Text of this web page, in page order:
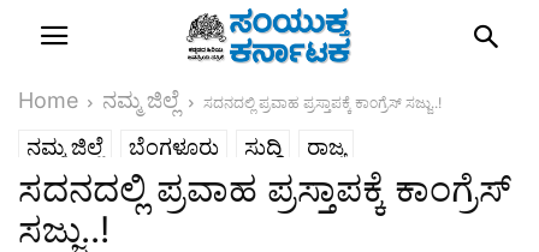
Home ನಮ್ಮ ಜಿಲ್ಲೆ ಸದನದಲ್ಲಿ ಪ್ರವಾಹ ಪ್ರಸ್ತಾಪಕ್ಕೆ ಕಾಂಗ್ರೆಸ್ ಸಜ್ಜು​..!
ನಮ್ಮ ಜಿಲ್ಲೆ ಬೆಂಗಳೂರು ಸುದ್ದಿ ರಾಜ್ಯ
ಸದನದಲ್ಲಿ ಪ್ರವಾಹ ಪ್ರಸ್ತಾಪಕ್ಕೆ ಕಾಂಗ್ರೆಸ್
ಸಜ್ಜು​..!